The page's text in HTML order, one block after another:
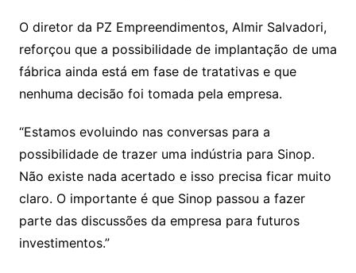
O diretor da PZ Empreendimentos, Almir Salvadori,
reforçou que a possibilidade de implantação de uma
fábrica ainda está em fase de tratativas e que
nenhuma decisão foi tomada pela empresa.
“Estamos evoluindo nas conversas para a
possibilidade de trazer uma indústria para Sinop.
Não existe nada acertado e isso precisa ficar muito
claro. O importante é que Sinop passou a fazer
parte das discussões da empresa para futuros
investimentos.”